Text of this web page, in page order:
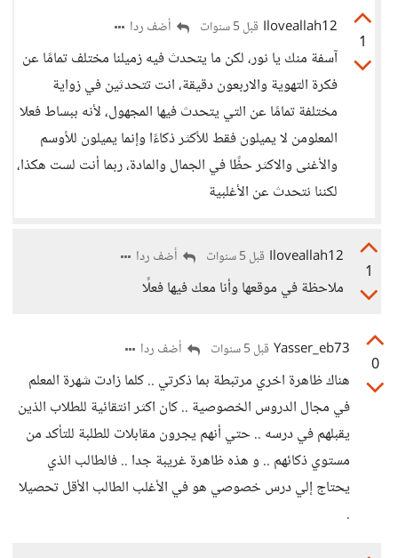
1
Iloveallah12 قبل 5 سنوات أضف ردا
آسفة منك يا نور، لكن ما يتحدث فيه زميلنا مختلف تمامًا عن
فكرة التهوية والاربعون دقيقة، انت تتحدثين في زواية
مختلفة تمامًا عن التي يتحدث فيها المجهول، لأنه ببساط فعلا
المعلومن لا يميلون فقط للأكثر ذكاءًا وإنما يميلون للأوسم
والأغنى والاكثر حظًا في الجمال والمادة، ربما أنت لست هكذا،
لكننا نتحدث عن الأغلبية
1
Iloveallah12 قبل 5 سنوات أضف ردا
ملاحظة في موقعها وأنا معك فيها فعلًا
0
Yasser_eb73 قبل 5 سنوات أضف ردا
هناك ظاهرة اخري مرتبطة بما ذكرتي .. كلما زادت شهرة المعلم
في مجال الدروس الخصوصية .. كان اكثر انتقائية للطلاب الذين
يقبلهم في درسه .. حتي أنهم يجرون مقابلات للطلبة للتأكد من
مستوي ذكائهم .. و هذه ظاهرة غريبة جدا .. فالطالب الذي
يحتاج إلي درس خصوصي هو في الأغلب الطالب الأقل تحصيلا
.